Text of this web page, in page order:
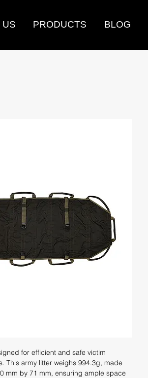
US PRODUCTS BLOG
for efficient and safe victim
This army litter weighs 994.3g, made
mm by 71 mm, ensuring ample space